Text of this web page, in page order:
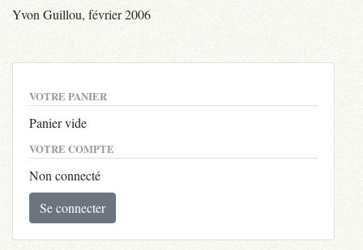
Yvon Guillou, février 2006
VOTRE PANIER
Panier vide
VOTRE COMPTE
Non connecté
Se connecter